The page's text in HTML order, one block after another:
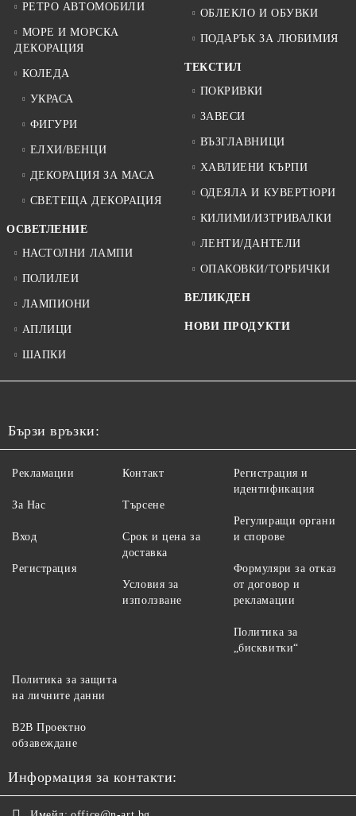
РЕТРО АВТОМОБИЛИ
МОРЕ И МОРСКА
ДЕКОРАЦИЯ
КОЛЕДА
УКРАСА
ФИГУРИ
ЕЛХИ/ВЕНЦИ
ДЕКОРАЦИЯ ЗА МАСА
СВЕТЕЩА ДЕКОРАЦИЯ
ОСВЕТЛЕНИЕ
НАСТОЛНИ ЛАМПИ
ПОЛИЛЕИ
ЛАМПИОНИ
АПЛИЦИ
ШАПКИ
ОБЛЕКЛО И ОБУВКИ
ПОДАРЪК ЗА ЛЮБИМИЯ
ТЕКСТИЛ
ПОКРИВКИ
ЗАВЕСИ
ВЪЗГЛАВНИЦИ
ХАВЛИЕНИ КЪРПИ
ОДЕЯЛА И КУВЕРТЮРИ
КИЛИМИ/ИЗТРИВАЛКИ
ЛЕНТИ/ДАНТЕЛИ
ОПАКОВКИ/ТОРБИЧКИ
ВЕЛИКДЕН
НОВИ ПРОДУКТИ
Бързи връзки:
Рекламации
За Нас
Вход
Регистрация
Контакт
Търсене
Срок и цена за
доставка
Условия за
използване
Регистрация и
идентификация
Регулиращи органи
и спорове
Формуляри за отказ
от договор и
рекламации
Политика за
„бисквитки“
Политика за защита
на личните данни
B2B Проектно
обзавеждане
Информация за контакти: